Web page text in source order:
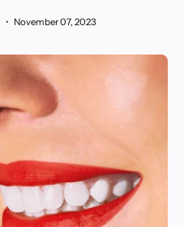
November 07, 2023